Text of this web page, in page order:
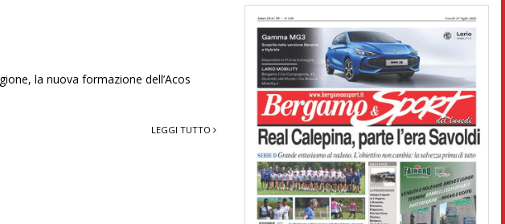
la nuova formazione dell’Acos
LEGGI TUTTO